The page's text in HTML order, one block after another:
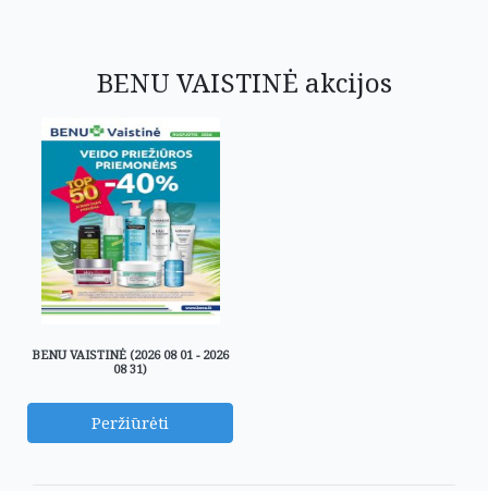
BENU VAISTINĖ akcijos
BENU VAISTINĖ (2026 08 01 - 2026
08 31)
Peržiūrėti